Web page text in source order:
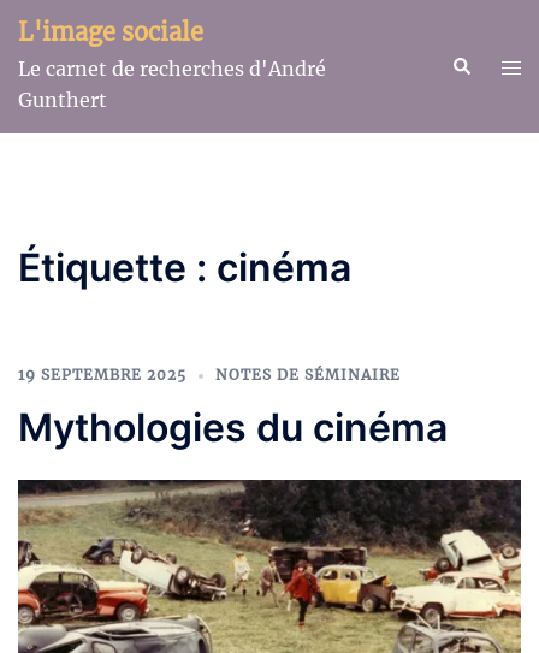
Aller
au
contenu
L'image sociale
Le carnet de recherches d'André
Gunthert
Étiquette : cinéma
19 SEPTEMBRE 2025 NOTES DE SÉMINAIRE
Mythologies du cinéma